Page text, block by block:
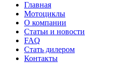
Главная
Мотоциклы
О компании
Статьи и новости
FAQ
Стать дилером
Контакты